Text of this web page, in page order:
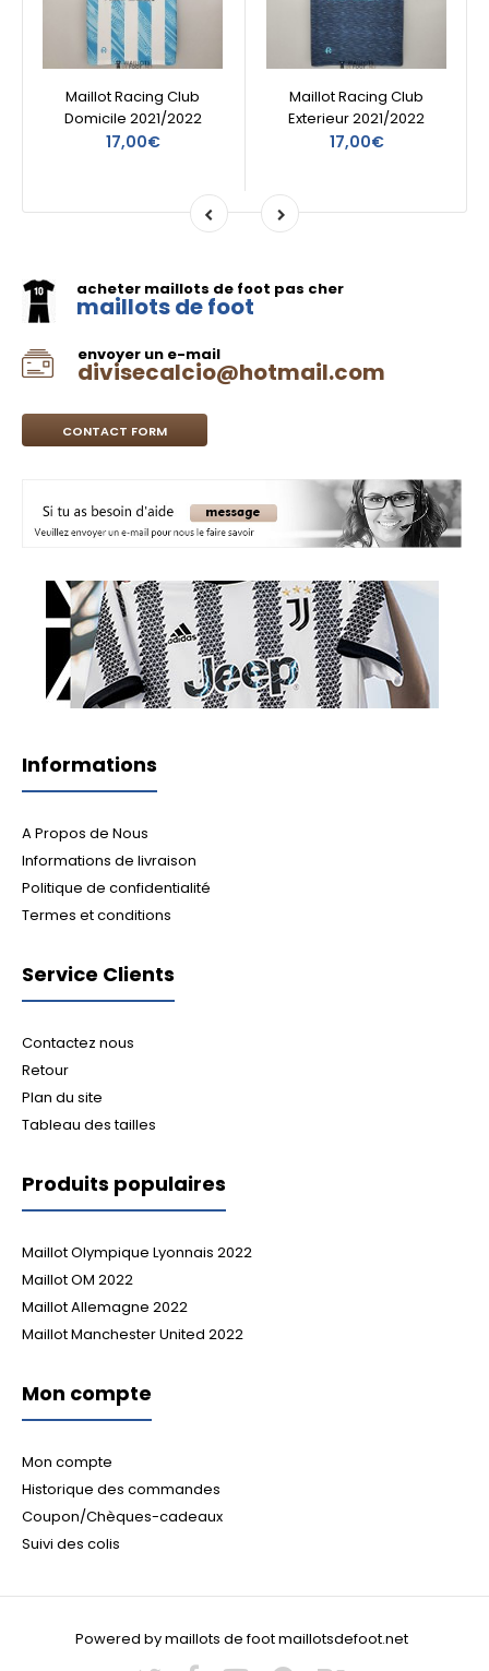
Maillot Racing Club
Domicile 2021/2022
17,00€
Maillot Racing Club
Exterieur 2021/2022
17,00€
acheter maillots de foot pas cher
maillots de foot
envoyer un e-mail
divisecalcio@hotmail.com
CONTACT FORM
Informations
A Propos de Nous
Informations de livraison
Politique de confidentialité
Termes et conditions
Service Clients
Contactez nous
Retour
Plan du site
Tableau des tailles
Produits populaires
Maillot Olympique Lyonnais 2022
Maillot OM 2022
Maillot Allemagne 2022
Maillot Manchester United 2022
Mon compte
Mon compte
Historique des commandes
Coupon/Chèques-cadeaux
Suivi des colis
Powered by maillots de foot maillotsdefoot.net